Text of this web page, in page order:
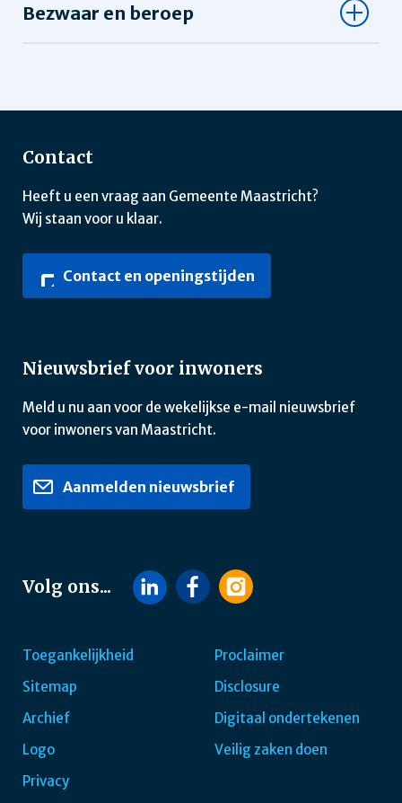
Bezwaar en beroep
Contact
Heeft u een vraag aan Gemeente Maastricht?
Wij staan voor u klaar.
Contact en openingstijden
Nieuwsbrief voor inwoners
Meld u nu aan voor de wekelijkse e-mail nieuwsbrief
voor inwoners van Maastricht.
Aanmelden nieuwsbrief
Volg ons...
Footer
navigatie
Toegankelijkheid
Sitemap
Archief
Logo
Privacy
Proclaimer
Disclosure
Digitaal ondertekenen
Veilig zaken doen